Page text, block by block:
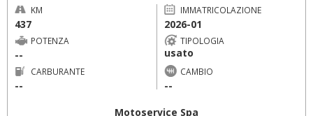
KM
437
IMMATRICOLAZIONE
2026-01
POTENZA
--
TIPOLOGIA
usato
CARBURANTE
--
CAMBIO
--
Motoservice Spa